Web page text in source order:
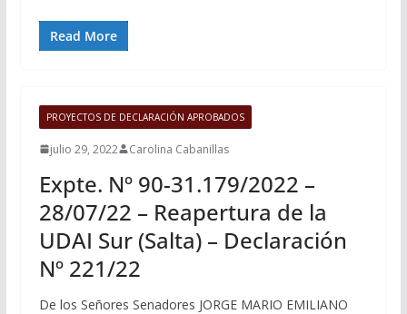
Read More
PROYECTOS DE DECLARACIÓN APROBADOS
julio 29, 2022 Carolina Cabanillas
Expte. Nº 90-31.179/2022 –
28/07/22 – Reapertura de la
UDAI Sur (Salta) – Declaración
Nº 221/22
De los Señores Senadores JORGE MARIO EMILIANO